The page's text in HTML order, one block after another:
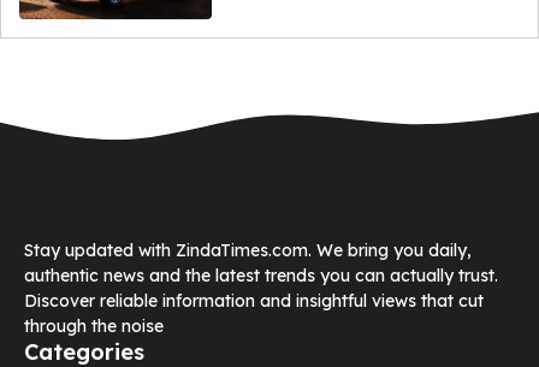
Stay updated with ZindaTimes.com. We bring you daily,
authentic news and the latest trends you can actually trust.
Discover reliable information and insightful views that cut
through the noise
Categories